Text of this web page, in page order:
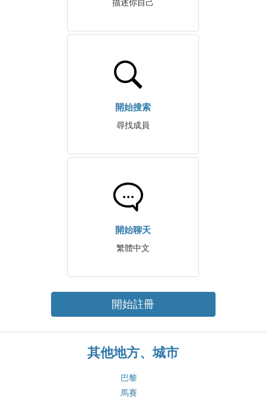
描述你自己
開始搜索
尋找成員
開始聊天
繁體中文
開始註冊
其他地方、城市
巴黎
馬賽